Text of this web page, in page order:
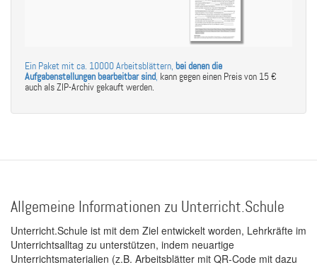
Ein Paket mit ca. 10000 Arbeitsblättern, bei denen die
Aufgabenstellungen bearbeitbar sind, kann gegen einen Preis von 15 €
auch als ZIP-Archiv gekauft werden.
Allgemeine Informationen zu Unterricht.Schule
Unterricht.Schule ist mit dem Ziel entwickelt worden, Lehrkräfte im
Unterrichtsalltag zu unterstützen, indem neuartige
Unterrichtsmaterialien (z.B. Arbeitsblätter mit QR-Code mit dazu